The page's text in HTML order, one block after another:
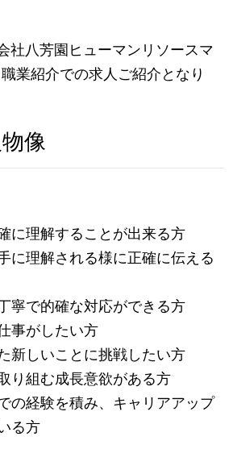
社八芳園ヒューマンリソースマ
業紹介での求人ご紹介となり
像
に理解することが出来る方
に理解される様に正確に伝える
寧で的確な対応ができる方
事がしたい方
新しいことに挑戦したい方
り組む成長意欲がある方
の経験を積み、キャリアアップ
る方